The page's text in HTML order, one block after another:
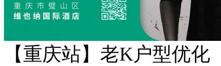
【重庆站】老K户型优化